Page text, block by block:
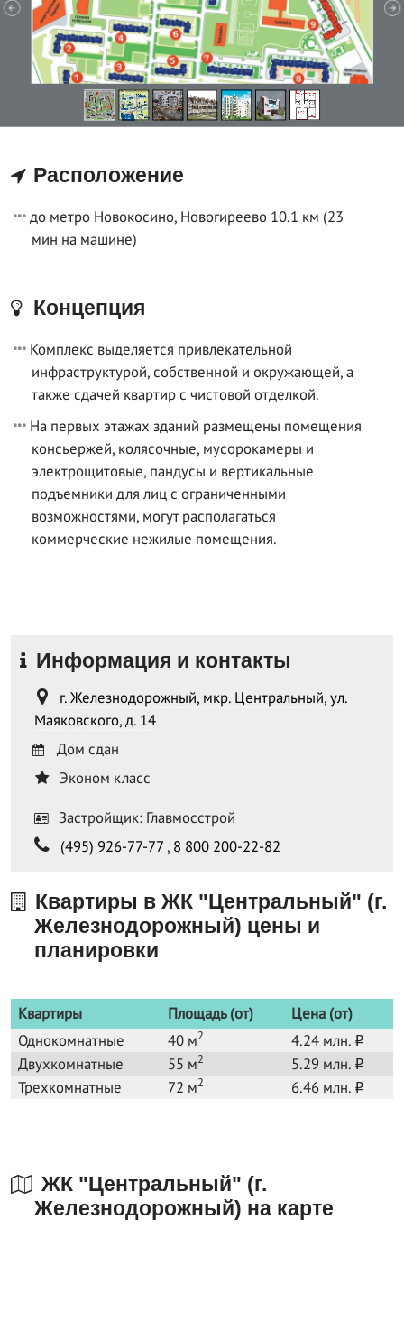
Расположение
до метро Новокосино, Новогиреево 10.1 км (23
мин на машине)
Концепция
Комплекс выделяется привлекательной
инфраструктурой, собственной и окружающей, а
также сдачей квартир с чистовой отделкой.
На первых этажах зданий размещены помещения
консьержей, колясочные, мусорокамеры и
электрощитовые, пандусы и вертикальные
подъемники для лиц с ограниченными
возможностями, могут располагаться
коммерческие нежилые помещения.
Информация и контакты
г. Железнодорожный, мкр. Центральный, ул.
Маяковского, д. 14
Дом сдан
Эконом класс
Застройщик: Главмосстрой
(495) 926-77-77 , 8 800 200-22-82
Квартиры в ЖК "Центральный" (г.
Железнодорожный) цены и
планировки
Квартиры Площадь (от)
Цена (от)
Однокомнатные
40 м2 4.24 млн. o
Двухкомнатные 55 м2 5.29 млн. o
Трехкомнатные 72 м2 6.46 млн. o
ЖК "Центральный" (г.
Железнодорожный) на карте